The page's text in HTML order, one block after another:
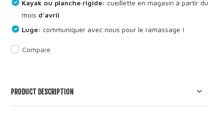
Kayak ou planche rigide: cueillette en magasin à partir du
mois d'avril
Luge: communiquer avec nous pour le ramassage !
Compare
PRODUCT DESCRIPTION